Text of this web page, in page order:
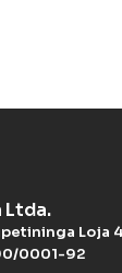
Ltda.
Loja
0001-92